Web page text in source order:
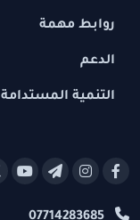
روابط مهمة
الدعم
التنمية المستدامة